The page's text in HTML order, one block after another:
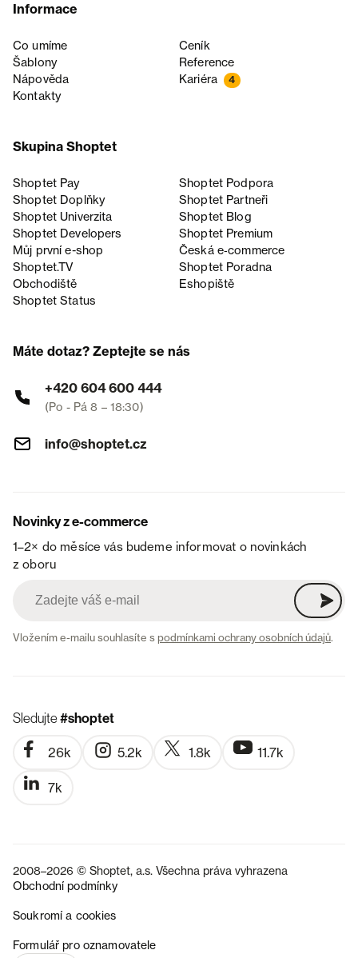
Informace
Co umíme
Ceník
Šablony
Reference
Nápověda
Kariéra 4
Kontakty
Skupina Shoptet
Shoptet Pay
Shoptet Podpora
Shoptet Doplňky
Shoptet Partneři
Shoptet Univerzita
Shoptet Blog
Shoptet Developers
Shoptet Premium
Můj první e-shop
Česká e‑commerce
Shoptet.TV
Shoptet Poradna
Obchodiště
Eshopiště
Shoptet Status
Máte dotaz? Zeptejte se nás
+420 604 600 444
(Po - Pá 8 – 18:30)
info@shoptet.cz
Novinky z e-commerce
1–2× do měsíce vás budeme informovat o novinkách
z oboru
Vložením e-mailu souhlasíte spodmínkami ochrany osobních údajů.
Sledujte#shoptet
26k 5.2k 1.8k 11.7k
7k
2008–2026 © Shoptet, a.s. Všechna práva vyhrazena
Obchodní podmínky
Soukromí a cookies
Formulář pro oznamovatele